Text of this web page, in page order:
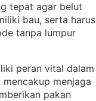
tepat agar belut
bau, serta harus
tanpa lumpur
peran vital dalam
menjaga
pakan